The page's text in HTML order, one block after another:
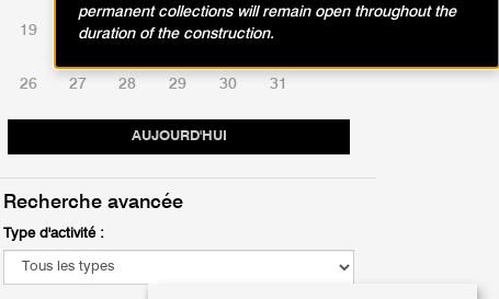
AUJOURD'HUI
19 20 21 22 23 24
26 27 28 29 30 31
Recherche avancée
Type d'activité :
permanent collections will remain open throughout the
duration of the construction.